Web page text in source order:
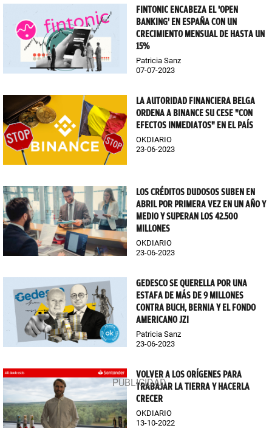
FINTONIC ENCABEZA EL 'OPEN
BANKING' EN ESPAÑA CON UN
CRECIMIENTO MENSUAL DE HASTA UN
15%
Patricia Sanz
07-07-2023
LA AUTORIDAD FINANCIERA BELGA
ORDENA A BINANCE SU CESE "CON
EFECTOS INMEDIATOS" EN EL PAÍS
OKDIARIO
23-06-2023
LOS CRÉDITOS DUDOSOS SUBEN EN
ABRIL POR PRIMERA VEZ EN UN AÑO Y
MEDIO Y SUPERAN LOS 42.500
MILLONES
OKDIARIO
23-06-2023
GEDESCO SE QUERELLA POR UNA
ESTAFA DE MÁS DE 9 MILLONES
CONTRA BUCH, BERNIA Y EL FONDO
AMERICANO JZI
Patricia Sanz
23-06-2023
VOLVER A LOS ORÍGENES PARA
TRABAJAR LA TIERRA Y HACERLA
CRECER
OKDIARIO
13-10-2022